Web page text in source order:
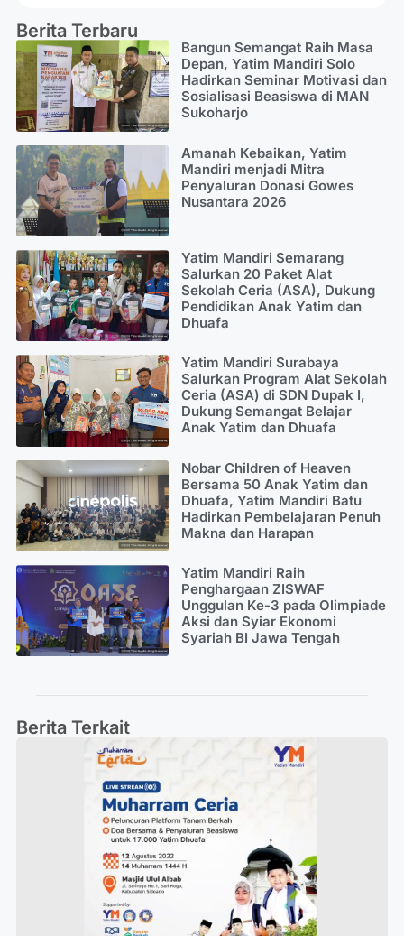
Berita Terbaru
Bangun Semangat Raih Masa
Depan, Yatim Mandiri Solo
Hadirkan Seminar Motivasi dan
Sosialisasi Beasiswa di MAN
Sukoharjo
Amanah Kebaikan, Yatim
Mandiri menjadi Mitra
Penyaluran Donasi Gowes
Nusantara 2026
Yatim Mandiri Semarang
Salurkan 20 Paket Alat
Sekolah Ceria (ASA), Dukung
Pendidikan Anak Yatim dan
Dhuafa
Yatim Mandiri Surabaya
Salurkan Program Alat Sekolah
Ceria (ASA) di SDN Dupak I,
Dukung Semangat Belajar
Anak Yatim dan Dhuafa
Nobar Children of Heaven
Bersama 50 Anak Yatim dan
Dhuafa, Yatim Mandiri Batu
Hadirkan Pembelajaran Penuh
Makna dan Harapan
Yatim Mandiri Raih
Penghargaan ZISWAF
Unggulan Ke-3 pada Olimpiade
Aksi dan Syiar Ekonomi
Syariah BI Jawa Tengah
Berita Terkait